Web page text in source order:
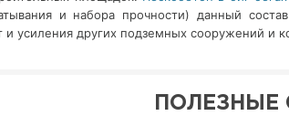
и набора прочности) данный
и усиления других подземных сооружений и
ПОЛЕЗНЫЕ